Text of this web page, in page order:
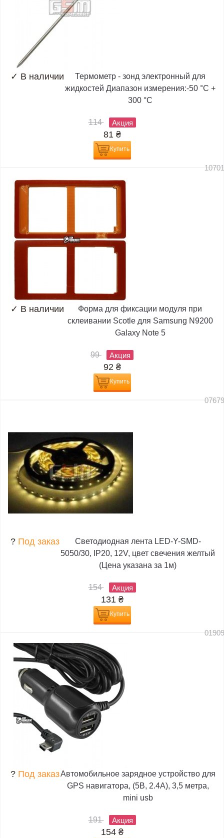
✓ В наличии
Термометр - зонд электронный для
жидкостей Диапазон измерения:-50 °C +
300 °C
114 Акция
81 ₴
Купить
✓ В наличии
Форма для фиксации модуля при
склеивании Scotle для Samsung N9200
Galaxy Note 5
99 Акция
92 ₴
Купить
? Под заказ
Светодиодная лента LED-Y-SMD-
5050/30, IP20, 12V, цвет свечения желтый
(Цена указана за 1м)
154 Акция
131 ₴
Купить
? Под заказАвтомобильное зарядное устройство для
GPS навигатора, (5В, 2.4А), 3,5 метра,
mini usb
191 Акция
154 ₴